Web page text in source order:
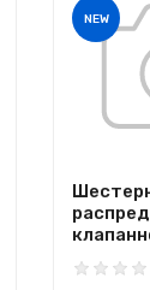
NEW